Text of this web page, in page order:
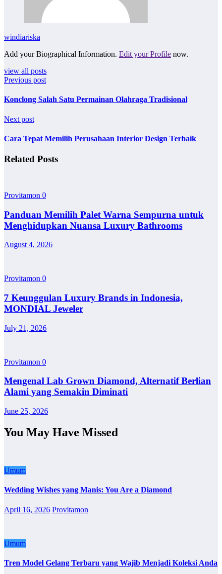
windiariska
Add your Biographical Information. Edit your Profile now.
view all posts
Previous post
Konclong Salah Satu Permainan Olahraga Tradisional
Next post
Cara Tepat Memilih Perusahaan Interior Design Terbaik
Related Posts
Provitamon 0
Panduan Memilih Palet Warna Sempurna untuk
Menghidupkan Nuansa Luxury Bathrooms
August 4, 2026
Provitamon 0
7 Keunggulan Luxury Brands in Indonesia,
MONDIAL Jeweler
July 21, 2026
Provitamon 0
Mengenal Lab Grown Diamond, Alternatif Berlian
Alami yang Semakin Diminati
June 25, 2026
You May Have Missed
Umum
Wedding Wishes yang Manis: You Are a Diamond
April 16, 2026 Provitamon
Umum
Tren Model Gelang Terbaru yang Wajib Menjadi Koleksi Anda